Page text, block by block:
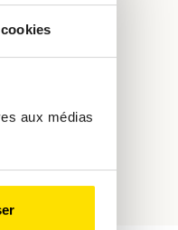
aux médias